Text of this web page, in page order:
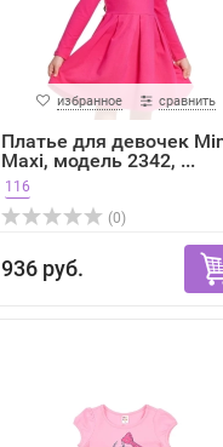
избранное сравнить
Платье для девочек
Maxi, модель 2342, ...
116
(0)
936 руб.